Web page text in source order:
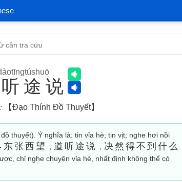
途说
【đạo Thính Đồ Thuyết】
thuyết). Ý nghĩa là: tin vỉa hè; tin vịt; nghe hơi nồi
东张西望 ， 道听途说 ， 决然得不到什么
chỉ nghe chuyện vỉa hè, nhất định không thể có